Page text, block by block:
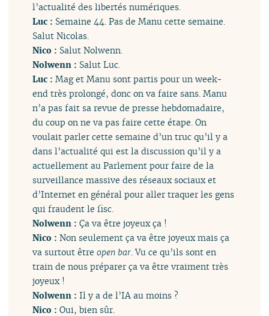
l’actualité des libertés numériques.
Luc : Semaine 44. Pas de Manu cette semaine.
Salut Nicolas.
Nico : Salut Nolwenn.
Nolwenn : Salut Luc.
Luc :Mag et Manu sont partis pour un week-
end très prolongé, donc on va faire sans. Manu
n’a pas fait sa revue de presse hebdomadaire,
du coup on ne va pas faire cette étape. On
voulait parler cette semaine d’un truc qu’il y a
dans l’actualité qui est la discussion qu’il y a
actuellement au Parlement pour faire de la
surveillance massive des réseaux sociaux et
d’Internet en général pour aller traquer les gens
qui fraudent le fisc.
Nolwenn :Ça va être joyeux ça !
Nico :Non seulement ça va être joyeux mais ça
va surtout êtreopen bar. Vu ce qu’ils sont en
train de nous préparer ça va être vraiment très
joyeux !
Nolwenn :Il y a de l’IA au moins ?
Nico :Oui, bien sûr.